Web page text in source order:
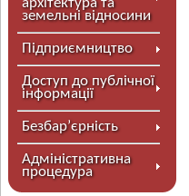
архітектура та
земельні відносини
Підприємництво
Доступ до публічної
інформації
Безбар’єрність
Адміністративна
процедура